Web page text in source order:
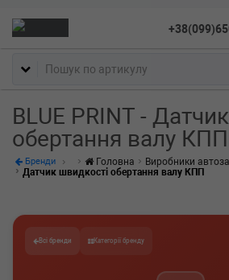
BLUE PRINT -
обертання валу КПП
Бренди Головна Виробники
Датчик швидкості обертання валу КПП
Всі бренди Категорії бренду